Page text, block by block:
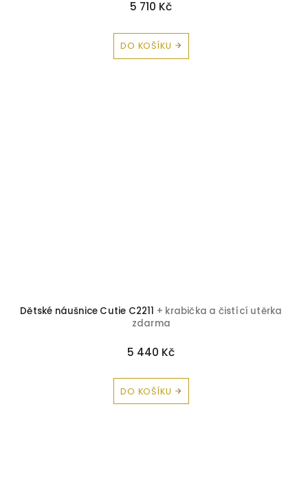
5 710 Kč
DO KOŠÍKU
Dětské náušnice Cutie C2211 + krabička a čistící utěrka
zdarma
5 440 Kč
DO KOŠÍKU